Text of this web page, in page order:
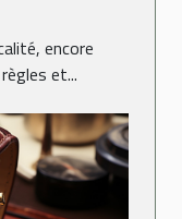
encore
et...